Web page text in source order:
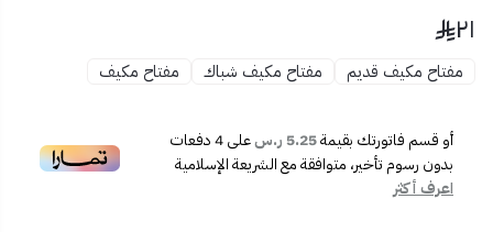
🔹 المميزات:
🎨 تصميم كلاسيكي بلون أبيض يناسب أغلب التصاميم
📏 مقاس 7x7 عملي لتثبيت سهل في المساحات المحدودة.
🧰 جودة تصنيع عالية تدوم طويلًا.
🧼 مقاوم للحرارة والرطوبة وسهل التنظيف.
٢١
مفتاح مكيف قديم مفتاح مكيف شباك مفتاح مكيف
أو قسم فاتورتك بقيمة5.25 ر.س على4دفعات
بدون رسوم تأخير، متوافقة مع الشريعة الإسلامية
اعرف أكثر